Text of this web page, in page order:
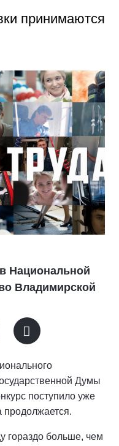
принимаются
Национальной
Владимирской
Думы
поступило уже
продолжается.
гораздо больше, чем